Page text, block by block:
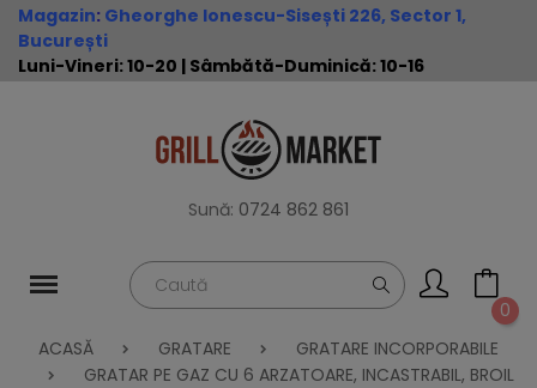
Magazin: Gheorghe Ionescu-Sisești 226, Sector 1,
București
Luni-Vineri: 10-20 | Sâmbătă-Duminică: 10-16
Sună: 0724 862 861
0
ACASĂ
GRATARE
GRATARE INCORPORABILE
GRATAR PE GAZ CU 6 ARZATOARE, INCASTRABIL, BROIL